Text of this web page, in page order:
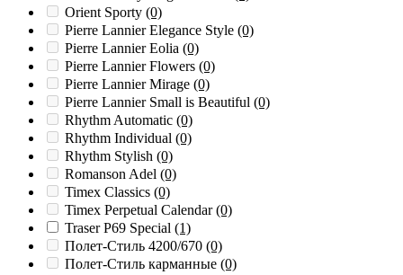
Orient Sporty (0)
Pierre Lannier Elegance Style (0)
Pierre Lannier Eolia (0)
Pierre Lannier Flowers (0)
Pierre Lannier Mirage (0)
Pierre Lannier Small is Beautiful (0)
Rhythm Automatic (0)
Rhythm Individual (0)
Rhythm Stylish (0)
Romanson Adel (0)
Timex Classics (0)
Timex Perpetual Calendar(0)
Traser P69 Special (1)
Полет-Стиль 4200/670 (0)
Полет-Стиль карманные (0)